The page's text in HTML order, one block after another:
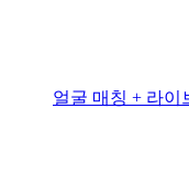
얼굴 매칭 + 라이